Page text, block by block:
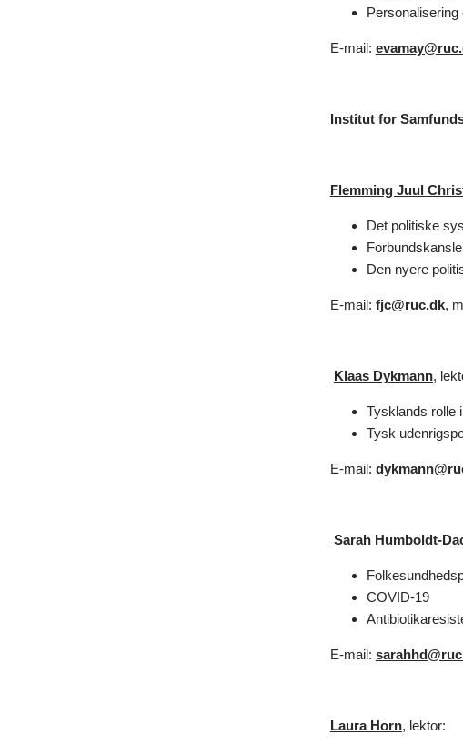
E-mail:
Institut for
Flemming Juul
Det politiske
Den nyere
E-mail: fjc@ruc.dk,
Klaas Dykmann,
Tysklands rolle
Tysk
E-mail:
Sarah Humboldt-
COVID-19
E-mail:
Laura Horn, lektor: